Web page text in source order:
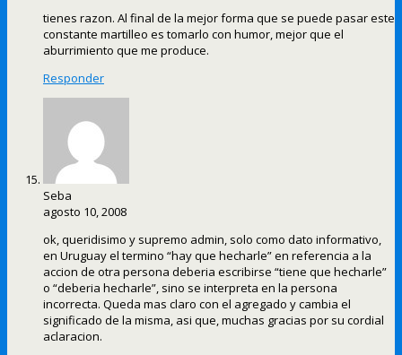
tienes razon. Al final de la mejor forma que se puede pasar este
constante martilleo es tomarlo con humor, mejor que el
aburrimiento que me produce.
Responder
Seba
agosto 10, 2008
ok, queridisimo y supremo admin, solo como dato informativo,
en Uruguay el termino “hay que hecharle” en referencia a la
accion de otra persona deberia escribirse “tiene que hecharle”
o “deberia hecharle”, sino se interpreta en la persona
incorrecta. Queda mas claro con el agregado y cambia el
significado de la misma, asi que, muchas gracias por su cordial
aclaracion.